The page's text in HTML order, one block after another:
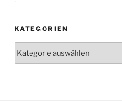
KATEGORIEN